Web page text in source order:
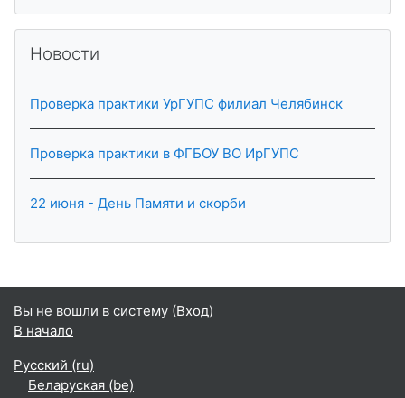
Новости
Проверка практики УрГУПС филиал Челябинск
Проверка практики в ФГБОУ ВО ИрГУПС
22 июня - День Памяти и скорби
Вы не вошли в систему (Вход)
В начало
Русский ‎(ru)‎
Беларуская ‎(be)‎